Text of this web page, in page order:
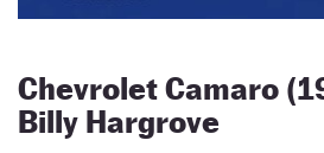
Chevrolet Camaro
Billy Hargrove